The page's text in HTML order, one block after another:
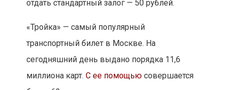
отдать стандартный залог — 50 рублей.
«Тройка» — самый популярный
транспортный билет в Москве. На
сегодняшний день выдано порядка 11,6
миллиона карт. С ее помощьюсовершается